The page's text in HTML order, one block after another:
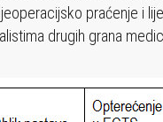
praćenje i
drugih grana